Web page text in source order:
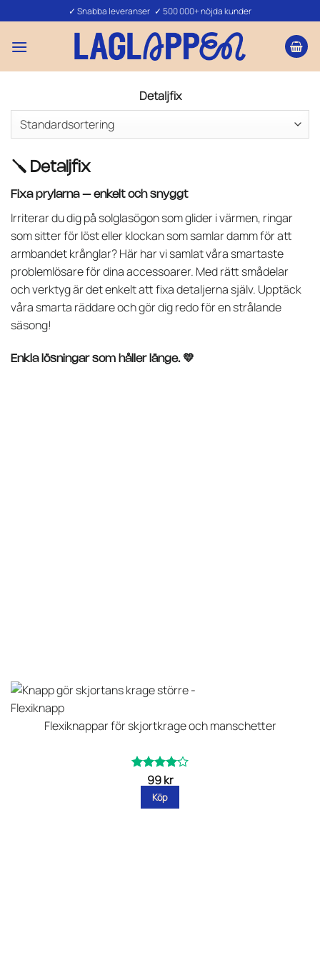
to
content
✓ Snabba leveranser ✓ 500 000+ nöjda kunder
Detaljfix
🪛 Detaljfix
Fixa prylarna – enkelt och snyggt
Irriterar du dig på solglasögon som glider i värmen, ringar
som sitter för löst eller klockan som samlar damm för att
armbandet krånglar? Här har vi samlat våra smartaste
problemlösare för dina accessoarer. Med rätt smådelar
och verktyg är det enkelt att fixa detaljerna själv. Upptäck
våra smarta räddare och gör dig redo för en strålande
säsong!
Enkla lösningar som håller länge. 💛
Flexiknappar för skjortkrage och manschetter
Betygsatt
99kr
Köp